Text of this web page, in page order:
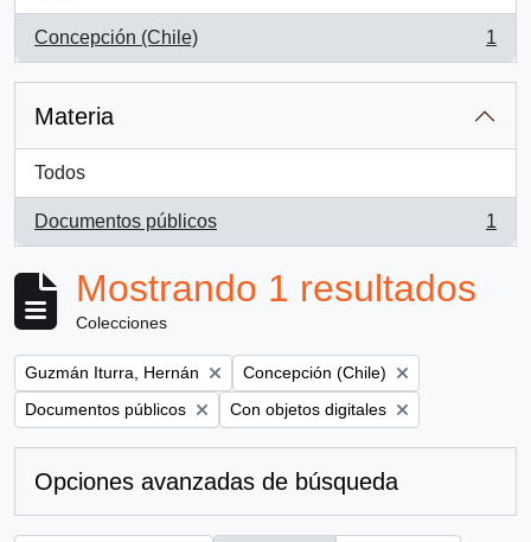
Concepción (Chile)
, 1 resultados
1
Materia
Todos
Documentos públicos
, 1 resultados
1
Mostrando 1 resultados
Colecciones
Remove filter:
Guzmán Iturra, Hernán Remove filter:
Concepción (Chile)
Remove filter:
Documentos públicos Remove filter:
Con objetos digitales
Opciones avanzadas de búsqueda